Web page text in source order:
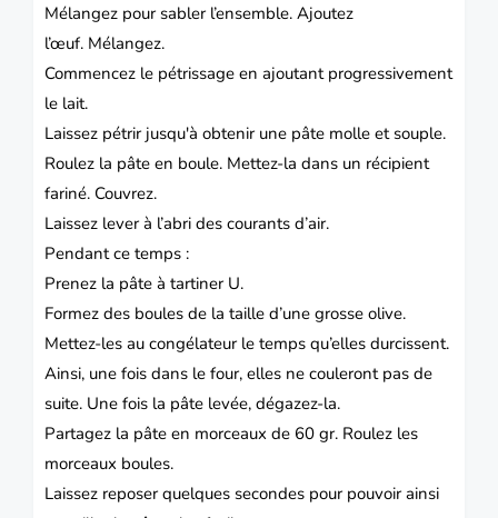
Mélangez pour sabler l’ensemble. Ajoutez
l’œuf. Mélangez.
Commencez le pétrissage en ajoutant progressivement
le lait.
Laissez pétrir jusqu'à obtenir une pâte molle et souple.
Roulez la pâte en boule. Mettez-la dans un récipient
fariné. Couvrez.
Laissez lever à l’abri des courants d’air.
Pendant ce temps :
Prenez la pâte à tartiner U.
Formez des boules de la taille d’une grosse olive.
Mettez-les au congélateur le temps qu’elles durcissent.
Ainsi, une fois dans le four, elles ne couleront pas de
suite. Une fois la pâte levée, dégazez-la.
Partagez la pâte en morceaux de 60 gr. Roulez les
morceaux boules.
Laissez reposer quelques secondes pour pouvoir ainsi